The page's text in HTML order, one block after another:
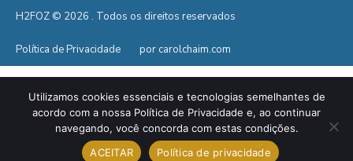
H2FOZ © 2026 . Todos os direitos reservados
Política de Privacidade por carolchaim.com
Utilizamos cookies essenciais e tecnologias semelhantes de
acordo com a nossa Política de Privacidade e, ao continuar
navegando, você concorda com estas condições.
ACEITAR
Política de privacidade